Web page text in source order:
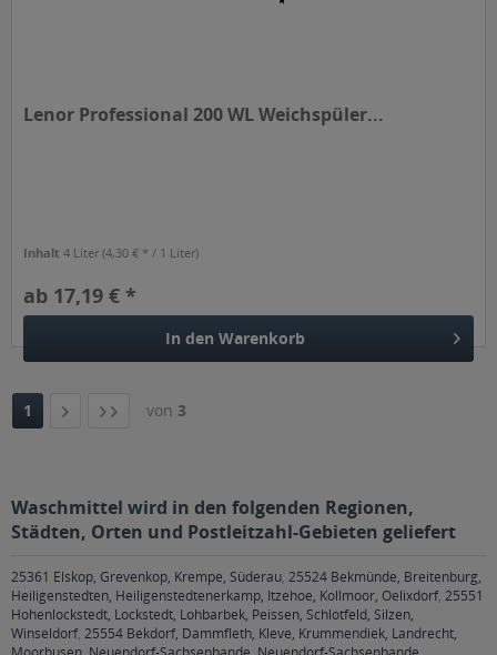
Lenor Professional 200 WL Weichspüler...
Inhalt4 Liter(4,30 € * / 1 Liter)
ab 17,19 € *
In den Warenkorb
1 von 3
Waschmittel wird in den folgenden Regionen,
Städten, Orten und Postleitzahl-Gebieten geliefert
25361 Elskop, Grevenkop, Krempe, Süderau, 25524 Bekmünde, Breitenburg,
Heiligenstedten, Heiligenstedtenerkamp, Itzehoe, Kollmoor, Oelixdorf, 25551
Hohenlockstedt, Lockstedt, Lohbarbek, Peissen, Schlotfeld, Silzen,
Winseldorf, 25554 Bekdorf, Dammfleth, Kleve, Krummendiek, Landrecht,